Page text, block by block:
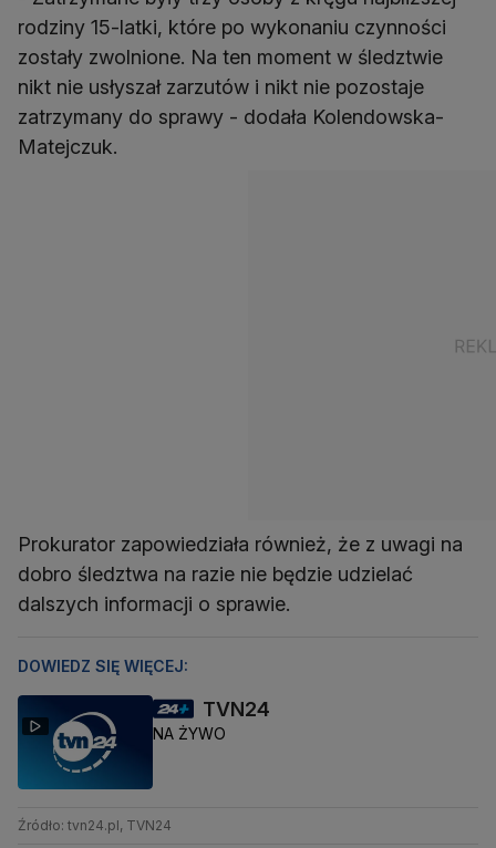
rodziny 15-latki, które po wykonaniu czynności
zostały zwolnione. Na ten moment w śledztwie
nikt nie usłyszał zarzutów i nikt nie pozostaje
zatrzymany do sprawy - dodała Kolendowska-
Matejczuk.
Prokurator zapowiedziała również, że z uwagi na
dobro śledztwa na razie nie będzie udzielać
dalszych informacji o sprawie.
DOWIEDZ SIĘ WIĘCEJ:
TVN24
NA ŻYWO
Źródło: tvn24.pl, TVN24